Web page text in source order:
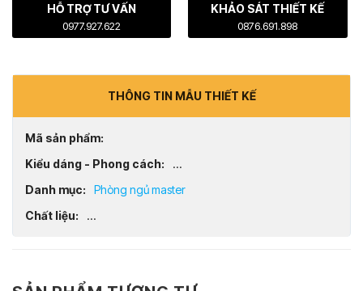
HỖ TRỢ TƯ VẤN
0977.927.622
KHẢO SÁT THIẾT KẾ
0876.691.898
THÔNG TIN MẪU THIẾT KẾ
Mã sản phẩm:
Kiểu dáng - Phong cách:
...
Danh mục:
Phòng ngủ master
Chất liệu:
...